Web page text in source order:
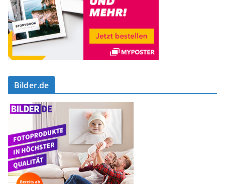
Bilder.de